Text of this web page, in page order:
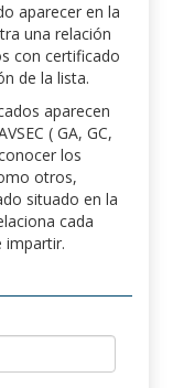
aparecer en la
una relación
con certificado
de la lista.
aparecen
( GA, GC,
los
otros,
situado en la
cada
impartir.